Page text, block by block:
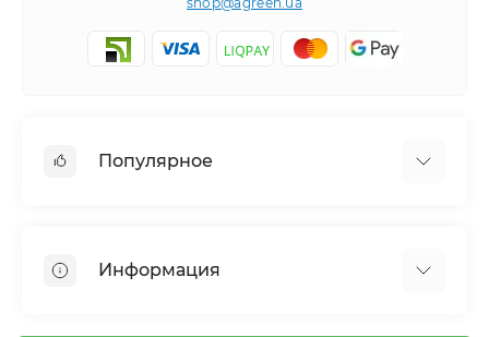
Популярное
Сетка шпалерная
Информация